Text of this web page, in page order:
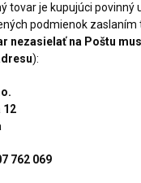
tovar je kupujúci povinný
podmienok zaslaním
nezasielať na Poštu
):
12
762 069